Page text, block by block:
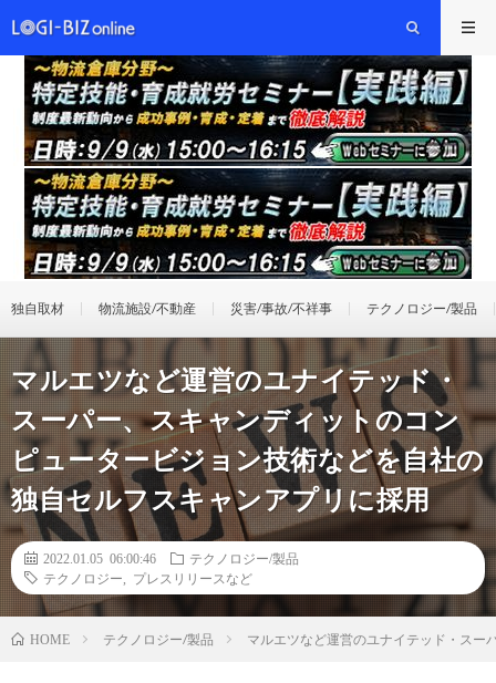
独自取材 物流施設/不動産 災害/事故/不祥事 テクノロジー/製品
マルエツなど運営のユナイテッド・
スーパー、スキャンディットのコン
ピュータービジョン技術などを自社の
独自セルフスキャンアプリに採用
2022.01.05 06:00:46
テクノロジー/製品
テクノロジー
プレスリリースなど
HOME テクノロジー/製品 マルエツなど運営のユナイテッド・スー